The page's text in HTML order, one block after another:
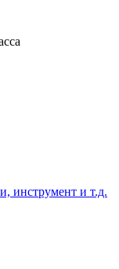
инструмент и т.д.